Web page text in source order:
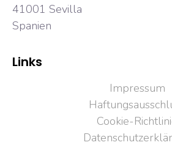
41001 Sevilla
Spanien
Links
Impressum
Cookie-